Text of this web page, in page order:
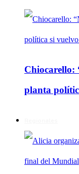
Chiocarello:
planta